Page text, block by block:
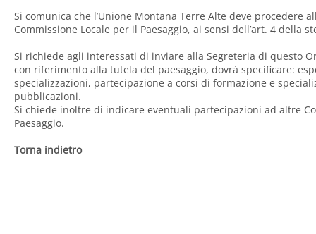
Si comunica che l’Unione Montana Terre Alte deve procedere
Commissione Locale per il Paesaggio, ai sensi dell’art. 4 della
Si richiede agli interessati di inviare alla Segreteria di questo
con riferimento alla tutela del paesaggio, dovrà specificare:
specializzazioni, partecipazione a corsi di formazione e
pubblicazioni.
Si chiede inoltre di indicare eventuali partecipazioni ad altre
Paesaggio.
Torna indietro